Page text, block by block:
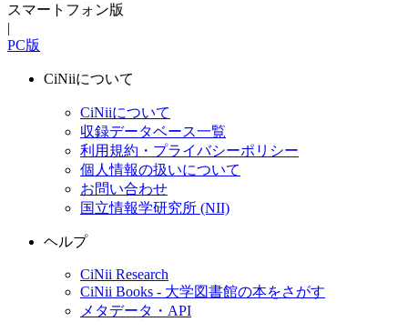
スマートフォン版
|
PC版
CiNiiについて
CiNiiについて
収録データベース一覧
利用規約・プライバシーポリシー
個人情報の扱いについて
お問い合わせ
国立情報学研究所 (NII)
ヘルプ
CiNii Research
CiNii Books - 大学図書館の本をさがす
メタデータ・API